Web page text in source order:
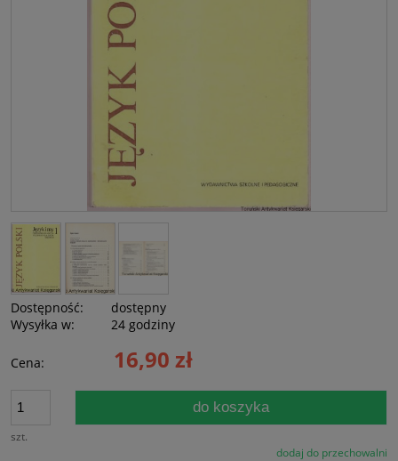
Dostępność:
dostępny
Wysyłka w:
24 godziny
Cena: 16,90 zł
szt.
do koszyka
dodaj do przechowalni